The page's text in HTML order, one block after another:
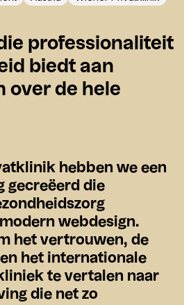
professionaliteit
biedt aan
over de hele
hebben we een
gecreëerd die
webdesign.
het vertrouwen, de
het internationale
te vertalen naar
die net zo